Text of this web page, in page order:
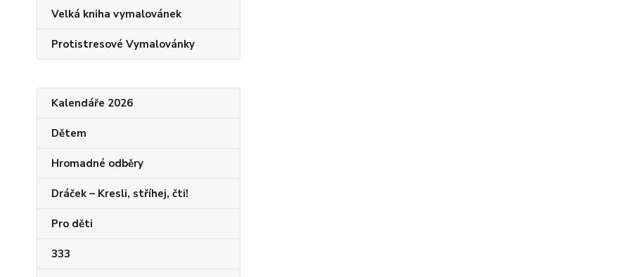
Velká kniha vymalovánek
Protistresové Vymalovánky
Kalendáře 2026
Dětem
Hromadné odběry
Dráček – Kresli, stříhej, čti!
Pro děti
333